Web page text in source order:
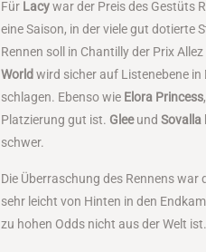
Für Lacywar der Preis des Gestüts
eine Saison, in der viele gut dotierte
Rennen soll in Chantilly der Prix
World wird sicher auf Listenebene
schlagen. Ebenso wie Elora Princess
Platzierung gut ist. Gleeund Sovalla
schwer.
Die Überraschung des Rennens war
sehr leicht von Hinten in den
zu hohen Odds nicht aus der Welt ist.